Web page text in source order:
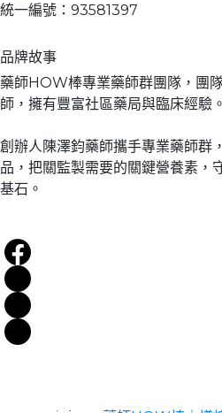
統一編號：93581397
品牌故事
藥師HOW棒專業藥師群團隊，團
師，擁有豐富社區藥局與臨床經驗。
創辦人陳澤鈞藥師攜手專業藥師群
品，把關監製需要的關鍵營養素，
基石。